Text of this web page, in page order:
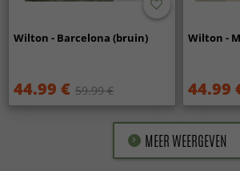
Wilton - Barcelona (bruin)
44.99 € 59.99 €
Wilton -
44.99
MEER WEERGEVEN